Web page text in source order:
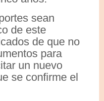
sean
de este
de que no
para
un nuevo
se confirme el